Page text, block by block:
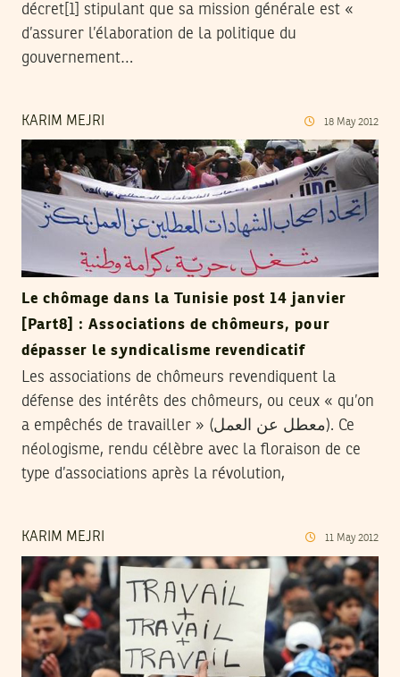
décret[1] stipulant que sa mission générale est «
d’assurer l’élaboration de la politique du
gouvernement…
KARIM MEJRI 18 May 2012
Le chômage dans la Tunisie post 14 janvier
[Part8] : Associations de chômeurs, pour
dépasser le syndicalisme revendicatif
Les associations de chômeurs revendiquent la
défense des intérêts des chômeurs, ou ceux « qu’on
a empêchés de travailler » (معطل عن العمل). Ce
néologisme, rendu célèbre avec la floraison de ce
type d’associations après la révolution,
KARIM MEJRI 11 May 2012